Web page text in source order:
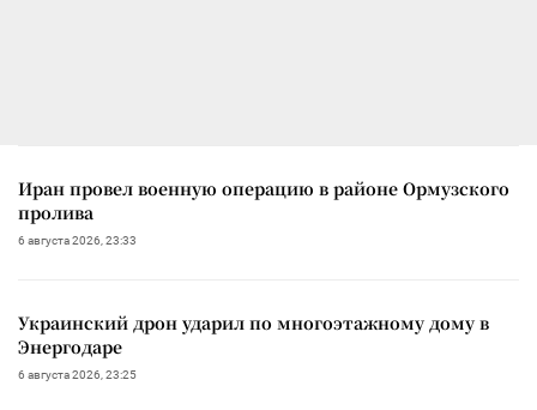
Иран провел военную операцию в районе Ормузского
пролива
6 августа 2026, 23:33
Украинский дрон ударил по многоэтажному дому в
Энергодаре
6 августа 2026, 23:25